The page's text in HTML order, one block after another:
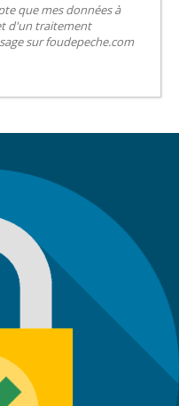
que mes données à
d'un traitement
sur foudepeche.com